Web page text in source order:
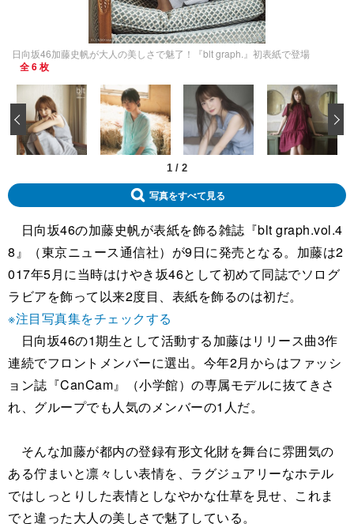
日向坂46加藤史帆が大人の美しさで魅了！『blt graph.』初表紙で登場
全 6 枚
1 / 2
‹
写真をすべて見る
日向坂46の加藤史帆が表紙を飾る雑誌『blt graph.vol.4
8』（東京ニュース通信社）が9日に発売となる。加藤は2
017年5月に当時はけやき坂46として初めて同誌でソログ
ラビアを飾って以来2度目、表紙を飾るのは初だ。
※注目写真集をチェックする
日向坂46の1期生として活動する加藤はリリース曲3作
連続でフロントメンバーに選出。今年2月からはファッシ
ョン誌『CanCam』（小学館）の専属モデルに抜てきさ
れ、グループでも人気のメンバーの1人だ。
そんな加藤が都内の登録有形文化財を舞台に雰囲気の
ある佇まいと凛々しい表情を、ラグジュアリーなホテル
ではしっとりした表情としなやかな仕草を見せ、これま
でと違った大人の美しさで魅了している。